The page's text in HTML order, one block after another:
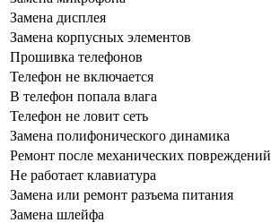
Замена дисплея
Замена корпусных элементов
Прошивка телефонов
Телефон не включается
В телефон попала влага
Телефон не ловит сеть
Замена полифонического динамика
Ремонт после механических повреждений
Не работает клавиатура
Замена или ремонт разъема питания
Замена шлейфа